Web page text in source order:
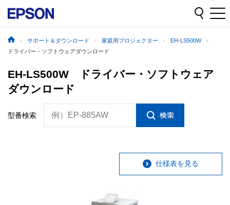
サポート＆ダウンロード 家庭用プロジェクター
EH-LS500W
ドライバー・ソフトウェアダウンロード
EH-LS500W ドライバー・ソフトウェア
ダウンロード
型番検索 例）EP-885AW
仕様表を見る